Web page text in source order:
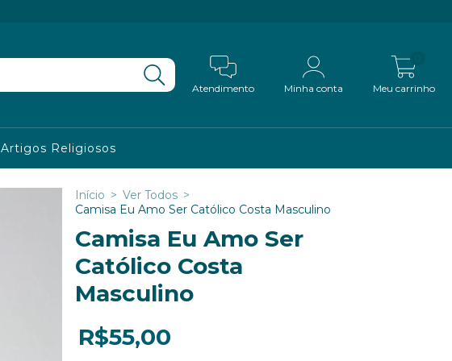
Atendimento Minha conta Meu carrinho
Artigos Religiosos
Início > Ver Todos >
Camisa Eu Amo Ser Católico Costa Masculino
Camisa Eu Amo Ser
Católico Costa
Masculino
R$55,00